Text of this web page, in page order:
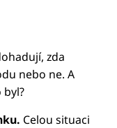
zda
nebo ne. A
byl?
Celou situaci